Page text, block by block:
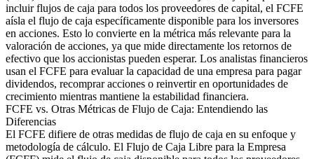
incluir flujos de caja para todos los proveedores de capital, el FCFE
aísla el flujo de caja específicamente disponible para los inversores
en acciones. Esto lo convierte en la métrica más relevante para la
valoración de acciones, ya que mide directamente los retornos de
efectivo que los accionistas pueden esperar. Los analistas financieros
usan el FCFE para evaluar la capacidad de una empresa para pagar
dividendos, recomprar acciones o reinvertir en oportunidades de
crecimiento mientras mantiene la estabilidad financiera.
FCFE vs. Otras Métricas de Flujo de Caja: Entendiendo las
Diferencias
El FCFE difiere de otras medidas de flujo de caja en su enfoque y
metodología de cálculo. El Flujo de Caja Libre para la Empresa